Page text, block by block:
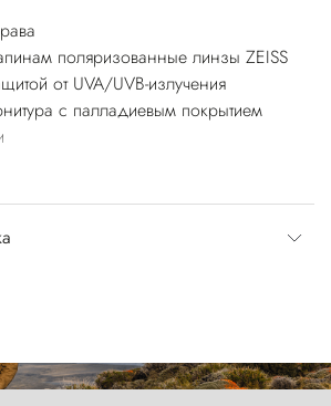
поляризованные линзы ZEISS
от UVA/UVB-излучения
с палладиевым покрытием